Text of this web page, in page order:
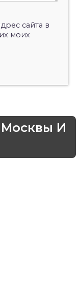
сайта в
моих
Москвы И